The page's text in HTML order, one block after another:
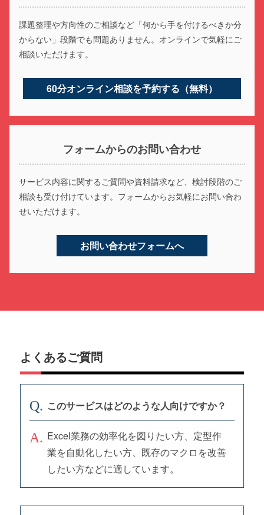
課題整理や方向性のご相談など 「何から手を付けるべきか分
からない」段階でも問題ありません。 オンラインで気軽にご
相談いただけます。
60分オンライン相談を予約する（無料）
フォームからのお問い合わせ
サービス内容に関するご質問や資料請求など、検討段階のご
相談も受け付けています。フォームからお気軽にお問い合わ
せいただけます。
お問い合わせフォームへ
よくあるご質問
このサービスはどのような人向けですか？
Excel業務の効率化を図りたい方、定型作
業を自動化したい方、既存のマクロを改善
したい方などに適しています。